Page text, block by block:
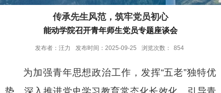
传承先生风范，筑牢党员初心
能动学院召开青年师生党员专题座谈会
发布者：汪力 发布时间：2025-09-25 浏览次数： 854
为加强青年思想政治工作，发挥“五老”独特优